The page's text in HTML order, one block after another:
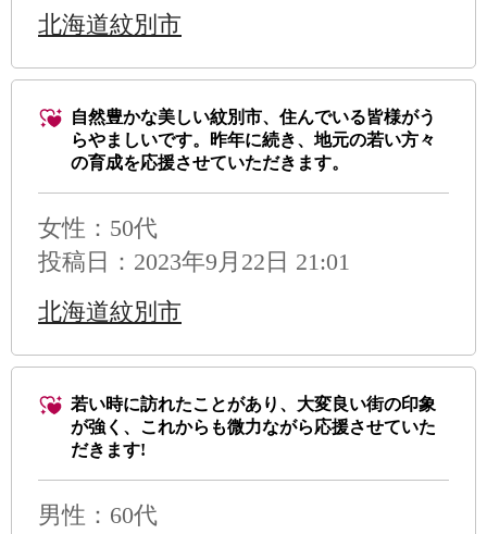
北海道紋別市
自然豊かな美しい紋別市、住んでいる皆様がう
らやましいです。昨年に続き、地元の若い方々
の育成を応援させていただきます。
女性：50代
投稿日：2023年9月22日 21:01
北海道紋別市
若い時に訪れたことがあり、大変良い街の印象
が強く、これからも微力ながら応援させていた
だきます!
男性 ：60代